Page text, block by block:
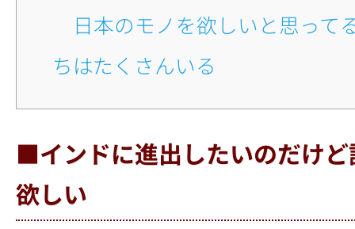
ちはたくさんいる
■インドに進出したいのだけ
欲しい